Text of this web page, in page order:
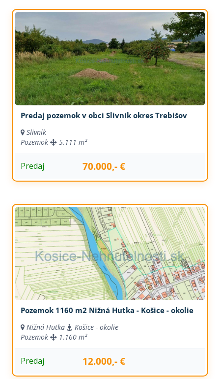
Predaj pozemok v obci Slivník okres Trebišov
Slivník
Pozemok
5.111 m²
Predaj 70.000,- €
Pozemok 1160 m2 Nižná Hutka - Košice - okolie
Nižná Hutka
Košice - okolie
Pozemok
1.160 m²
Predaj 12.000,- €